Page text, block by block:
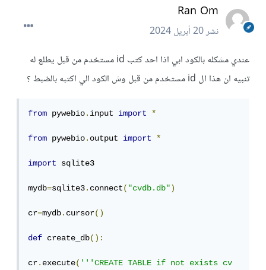
Ran Om
نشر20 أبريل 2024
عندي مشكله بالكود ابي اذا احد كتب id مستخدم من قبل يطلع له
تنبيه ان هذا ال id مستخدم من قبل وش الكود الي اكتبه بالضبط ؟
from pywebio.input import *
from pywebio.output import *
import sqlite3
mydb=sqlite3.connect("cvdb.db")
cr=mydb.cursor()
def create_db():
cr.execute('''CREATE TABLE if not exists cv